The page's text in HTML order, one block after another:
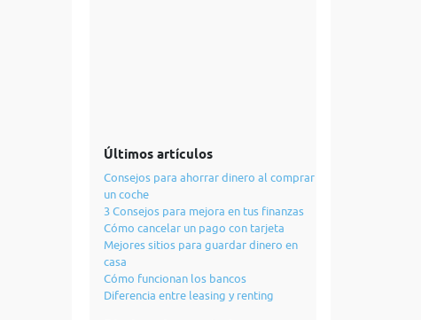
Últimos artículos
Consejos para ahorrar dinero al comprar
un coche
3 Consejos para mejora en tus finanzas
Cómo cancelar un pago con tarjeta
Mejores sitios para guardar dinero en
casa
Cómo funcionan los bancos
Diferencia entre leasing y renting